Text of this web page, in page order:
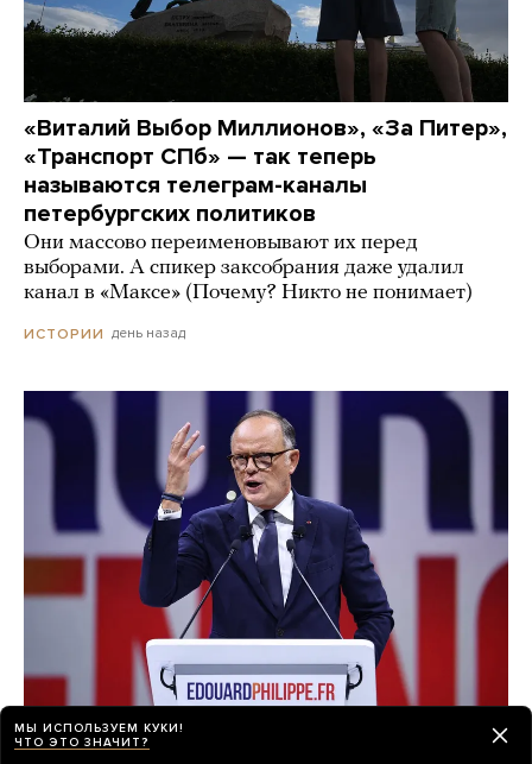
«Виталий Выбор Миллионов», «За Питер»,
«Транспорт СПб» — так теперь
называются телеграм-каналы
петербургских политиков
Они массово переименовывают их перед
выборами. А спикер заксобрания даже удалил
канал в «Максе» (Почему? Никто не понимает)
ИСТОРИИ день назад
Россия пытается вмешаться в выборы
МЫ ИСПОЛЬЗУЕМ КУКИ!
ЧТО ЭТО ЗНАЧИТ?